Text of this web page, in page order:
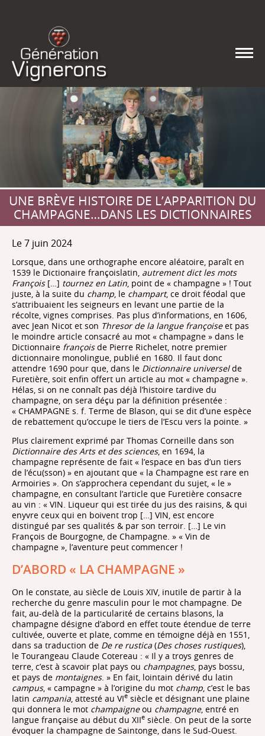
UNE BRÈVE HISTOIRE DE L’APPARITION DU
CHAMPAGNE…DANS LES DICTIONNAIRES
Le 7 juin 2024
Lorsque, dans une orthographe encore aléatoire, paraît en
1539 le Dictionaire françoislatin, autrement dict les mots
François[…] tournez en Latin, point de « champagne » ! Tout
juste, à la suite du champ, le champart, ce droit féodal que
s’attribuaient les seigneurs en levant une partie de la
récolte, vignes comprises. Pas plus d’informations, en 1606,
avec Jean Nicot et son Thresor de la langue françoiseet pas
le moindre article consacré au mot « champagne » dans le
Dictionnaire françoisde Pierre Richelet, notre premier
dictionnaire monolingue, publié en 1680. Il faut donc
attendre 1690 pour que, dans le Dictionnaire universelde
Furetière, soit enfin offert un article au mot « champagne ».
Hélas, si on ne connaît pas déjà l’histoire tardive du
champagne, on sera déçu par la définition présentée :
« CHAMPAGNE s. f. Terme de Blason, qui se dit d’une espèce
de rebattement qu’occupe le tiers de l’Escu vers la pointe. »
Plus clairement exprimé par Thomas Corneille dans son
Dictionnaire des Arts et des sciences, en 1694, la
champagne représente de fait « l’espace en bas d’un tiers
de l’écu(sson) » en ajoutant que « la Champagne est rare en
Armoiries ». On s’approchera cependant du sujet, « le »
champagne, en consultant l’article que Furetière consacre
au vin : « VIN. Liqueur qui est tirée du jus des raisins, & qui
enyvre ceux qui en boivent trop […] VIN, est encore
distingué par ses qualités & par son terroir. […] Le vin
François de Bourgogne, de Champagne. » « Vin de
champagne », l’aventure peut commencer !
D’ABORD « LA CHAMPAGNE »
On le constate, au siècle de Louis XIV, inutile de partir à la
recherche du genre masculin pour le mot champagne. De
fait, au-delà de la particularité de certains blasons, la
champagne désigne d’abord en effet toute étendue de terre
cultivée, ouverte et plate, comme en témoigne déjà en 1551,
dans sa traduction de De re rustica (Des choses rustiques),
le Tourangeau Claude Cotereau : « Il y a troys genres de
terre, c’est à scavoir plat pays ou champagnes, pays bossu,
et pays de montaignes. » En fait, lointain dérivé du latin
campus, « campagne » à l’origine du mot champ , c’est le bas
latin campania , attesté au VIe siècle et désignant une plaine
qui donnera le mot champaigneou champagne, entré en
langue française au début du XIIe siècle. On peut de la sorte
évoquer la champagne de Saintonge, dans le Sud-Ouest.